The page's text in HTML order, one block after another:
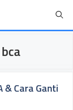
& Cara Ganti